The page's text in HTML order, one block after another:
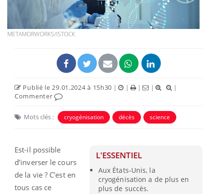
METAMORWORKS/ISTOCK
Publié le 29.01.2024 à 15h30 | | | |
|
Commenter
Mots clés : cryogénisation décès science
L'ESSENTIEL
Aux États-Unis, la
cryogénisation a de plus en
plus de succès.
Est-il possible
d’inverser le cours
de la vie ? C’est en
tous cas ce